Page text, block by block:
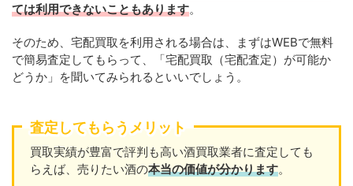
ては利用できないこともあります。
そのため、宅配買取を利用される場合は、まずはWEBで無料
で簡易査定してもらって、「宅配買取（宅配査定）が可能か
どうか」を聞いてみられるといいでしょう。
査定してもらうメリット
買取実績が豊富で評判も高い酒買取業者に査定しても
らえば、売りたい酒の本当の価値が分かります。